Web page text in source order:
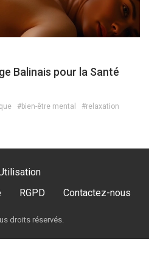
Balinais pour la Santé
#bien-être mental #relaxation
RGPD Contactez-nous
droits réservés.